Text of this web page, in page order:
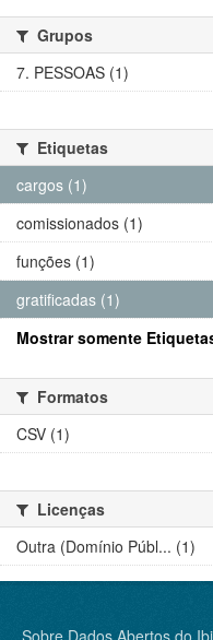
Grupos
7. PESSOAS (1)
Etiquetas
cargos (1)
comissionados (1)
funções (1)
gratificadas (1)
Mostrar somente
Formatos
CSV (1)
Licenças
Outra (Domínio Públ... (1)
Sobre Dados Abertos do